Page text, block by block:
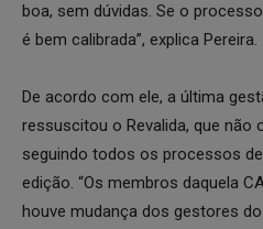
boa, sem dúvidas. Se o
é bem calibrada”, explica Pereira.
De acordo com ele, a última
ressuscitou o Revalida, que não
seguindo todos os processos
edição. “Os membros daquela
houve mudança dos gestores